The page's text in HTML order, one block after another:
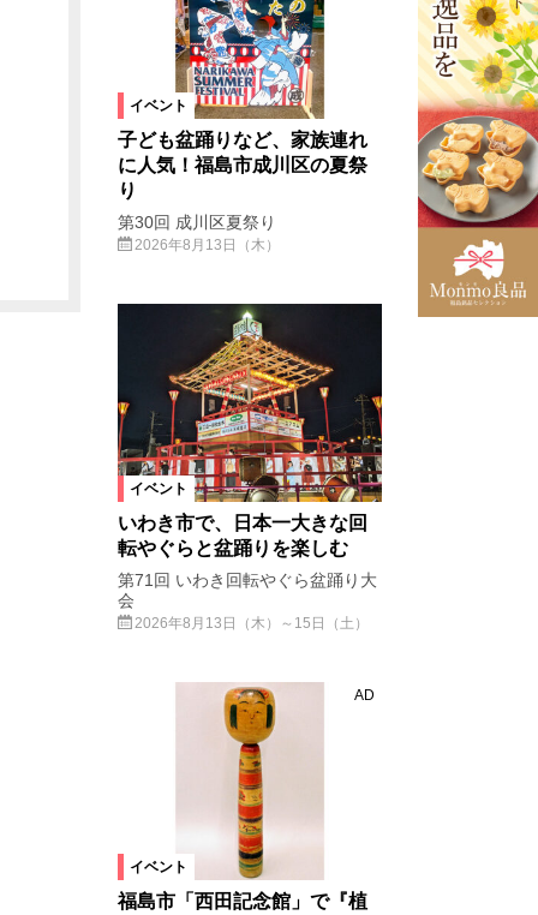
イベント
子ども盆踊りなど、家族連れ
に人気！福島市成川区の夏祭
り
第30回 成川区夏祭り
2026年8月13日（木）
イベント
いわき市で、日本一大きな回
転やぐらと盆踊りを楽しむ
第71回 いわき回転やぐら盆踊り大
会
2026年8月13日（木）～15日（土）
イベント
AD
福島市「西田記念館」で『植